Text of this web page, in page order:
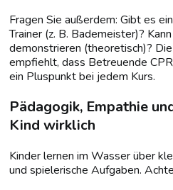
Fragen Sie außerdem: Gibt es
Trainer (z. B. Bademeister)?
demonstrieren (theoretisch)?
empfiehlt, dass Betreuende
ein Pluspunkt bei jedem Kurs.
Pädagogik, Empathie
Kind wirklich
Kinder lernen im Wasser über
und spielerische Aufgaben.